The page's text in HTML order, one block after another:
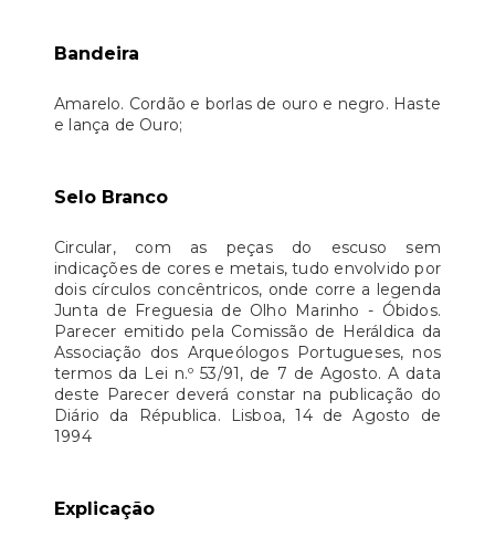
Bandeira
Amarelo. Cordão e borlas de ouro e negro. Haste
e lança de Ouro;
Selo Branco
Circular, com as peças do escuso sem
indicações de cores e metais, tudo envolvido por
dois círculos concêntricos, onde corre a legenda
Junta de Freguesia de Olho Marinho - Óbidos.
Parecer emitido pela Comissão de Heráldica da
Associação dos Arqueólogos Portugueses, nos
termos da Lei n.º 53/91, de 7 de Agosto. A data
deste Parecer deverá constar na publicação do
Diário da Républica. Lisboa, 14 de Agosto de
1994
Explicação